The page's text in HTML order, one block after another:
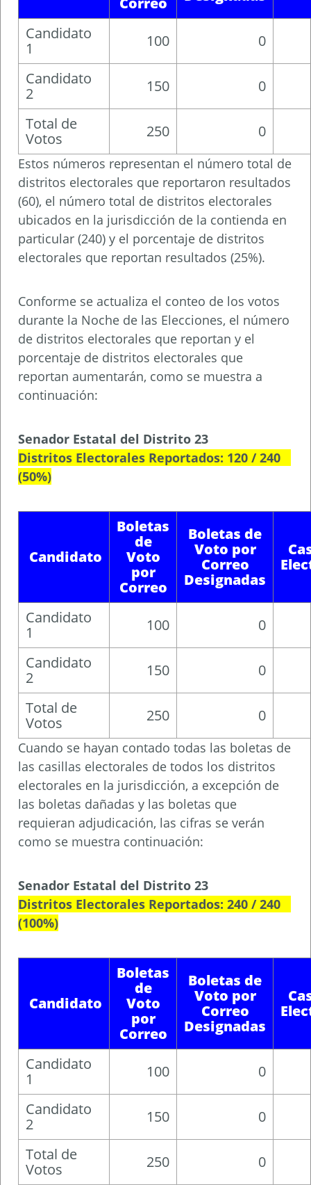
Candidato
1
100
0
Candidato
2
150
0
Total de
Votos
250 0
Estos números representan el número total de
distritos electorales que reportaron resultados
(60), el número total de distritos electorales
ubicados en la jurisdicción de la contienda en
particular (240) y el porcentaje de distritos
electorales que reportan resultados (25%).
Conforme se actualiza el conteo de los votos
durante la Noche de las Elecciones, el número
de distritos electorales que reportan y el
porcentaje de distritos electorales que
reportan aumentarán, como se muestra a
continuación:
Senador Estatal del Distrito 23
Distritos Electorales Reportados: 120 / 240
(50%)
Candidato
Boletas
de
Voto
por
Correo
Boletas de
Voto por
Correo
Designadas
Candidato
1
100
0
Candidato
2
150
0
Total de
Votos
250 0
Cuando se hayan contado todas las boletas de
las casillas electorales de todos los distritos
electorales en la jurisdicción, a excepción de
las boletas dañadas y las boletas que
requieran adjudicación, las cifras se verán
como se muestra continuación:
Senador Estatal del Distrito 23
Distritos Electorales Reportados: 240 / 240
(100%)
Candidato
Boletas
de
Voto
por
Correo
Boletas de
Voto por
Correo
Designadas
Candidato
1
100
0
Candidato
2
150
0
Total de
Votos
250 0